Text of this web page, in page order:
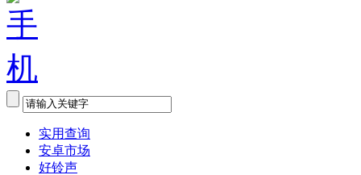
实用查询
安卓市场
好铃声